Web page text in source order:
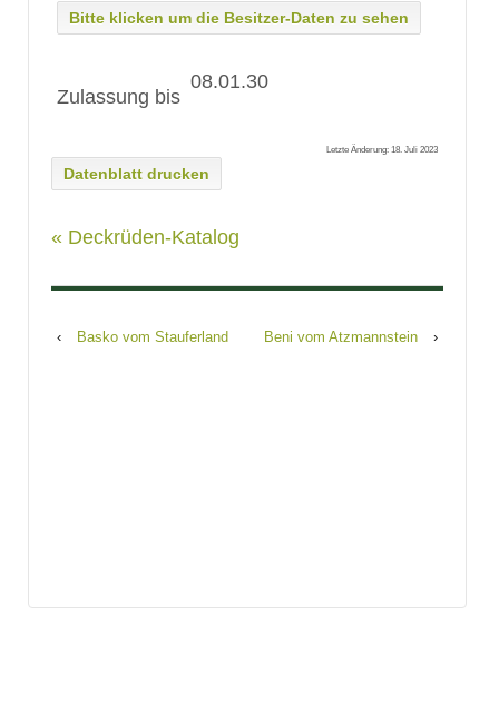
Bitte klicken um die Besitzer-Daten zu sehen
Zulassung bis
08.01.30
Letzte Änderung: 18. Juli 2023
Datenblatt drucken
« Deckrüden-Katalog
‹ Basko vom Stauferland Beni vom Atzmannstein ›